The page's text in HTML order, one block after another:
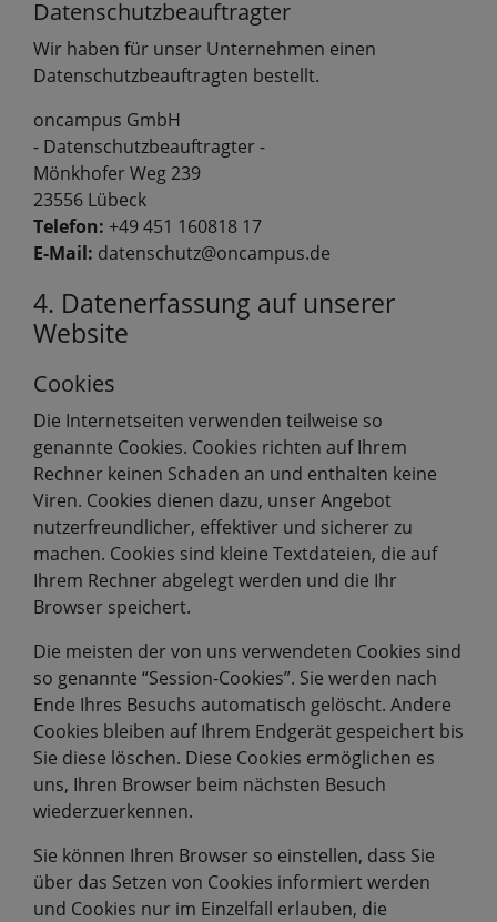
Datenschutzbeauftragter
Wir haben für unser Unternehmen einen
Datenschutzbeauftragten bestellt.
oncampus GmbH
- Datenschutzbeauftragter -
Mönkhofer Weg 239
23556 Lübeck
Telefon: +49 451 160818 17
E-Mail: datenschutz@oncampus.de
4. Datenerfassung auf unserer
Website
Cookies
Die Internetseiten verwenden teilweise so
genannte Cookies. Cookies richten auf Ihrem
Rechner keinen Schaden an und enthalten keine
Viren. Cookies dienen dazu, unser Angebot
nutzerfreundlicher, effektiver und sicherer zu
machen. Cookies sind kleine Textdateien, die auf
Ihrem Rechner abgelegt werden und die Ihr
Browser speichert.
Die meisten der von uns verwendeten Cookies sind
so genannte “Session-Cookies”. Sie werden nach
Ende Ihres Besuchs automatisch gelöscht. Andere
Cookies bleiben auf Ihrem Endgerät gespeichert bis
Sie diese löschen. Diese Cookies ermöglichen es
uns, Ihren Browser beim nächsten Besuch
wiederzuerkennen.
Sie können Ihren Browser so einstellen, dass Sie
über das Setzen von Cookies informiert werden
und Cookies nur im Einzelfall erlauben, die